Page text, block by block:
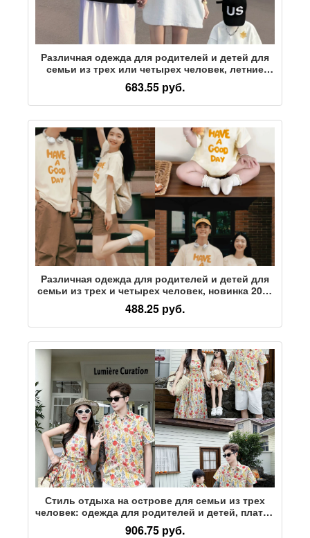
Различная одежда для родителей и детей для
семьи из трех или четырех человек, летние
футболки для мамы и ребенка с короткими
рукавами, новинка 2026 года, мужская и
женская детская одежда
683.55 руб.
Различная одежда для родителей и детей для
семьи из трех и четырех человек, новинка 2026
года, летняя футболка с короткими рукавами,
ползунки от месяца до года
488.25 руб.
Стиль отдыха на острове для семьи из трех
человек: одежда для родителей и детей, платье
для матери и дочери с цветочным рисунком,
рубашка для отца и сына, летняя блузка с
906.75 руб.